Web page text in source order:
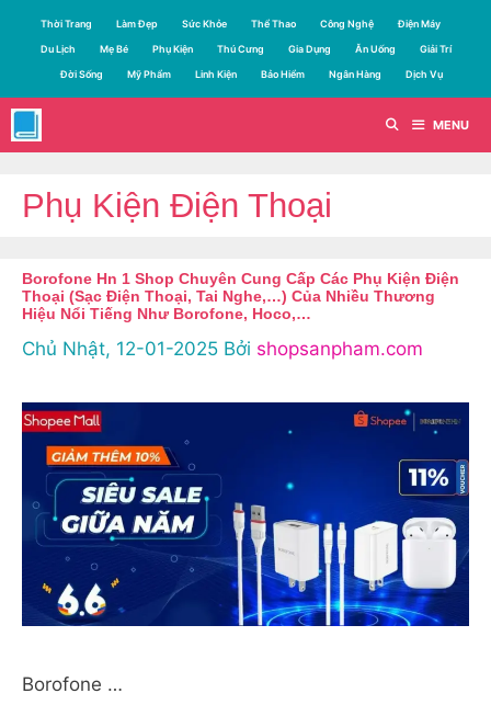
dung
Thời Trang Làm Đẹp Sức Khỏe Thể Thao Công Nghệ Điện Máy
Du Lịch Mẹ Bé Phụ Kiện Thú Cưng Gia Dụng Ăn Uống Giải Trí
Đời Sống Mỹ Phẩm Linh Kiện Bảo Hiểm Ngân Hàng Dịch Vụ
MENU
Phụ Kiện Điện Thoại
Borofone Hn 1 Shop Chuyên Cung Cấp Các Phụ Kiện Điện
Thoại (Sạc Điện Thoại, Tai Nghe,…) Của Nhiều Thương
Hiệu Nổi Tiếng Như Borofone, Hoco,…
Chủ Nhật, 12-01-2025 Bởi shopsanpham.com
Borofone …